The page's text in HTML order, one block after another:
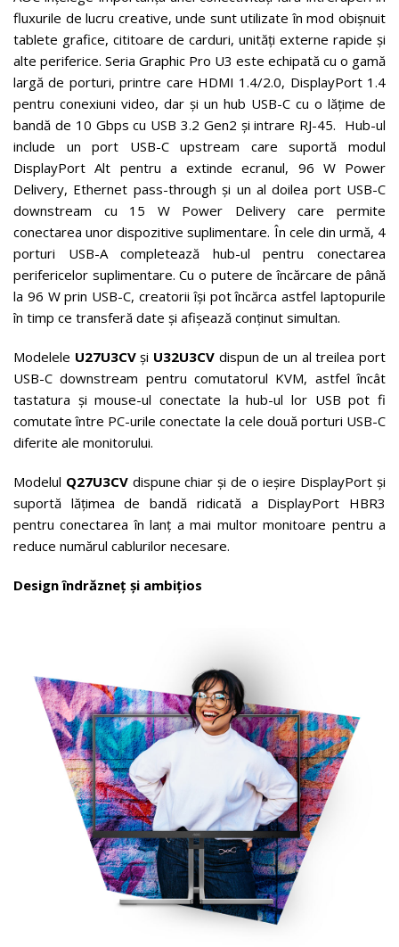
fluxurile de lucru creative, unde sunt utilizate în mod obișnuit
tablete grafice, cititoare de carduri, unități externe rapide și
alte periferice. Seria Graphic Pro U3 este echipată cu o gamă
largă de porturi, printre care HDMI 1.4/2.0, DisplayPort 1.4
pentru conexiuni video, dar și un hub USB-C cu o lățime de
bandă de 10 Gbps cu USB 3.2 Gen2 și intrare RJ-45. Hub-ul
include un port USB-C upstream care suportă modul
DisplayPort Alt pentru a extinde ecranul, 96 W Power
Delivery, Ethernet pass-through și un al doilea port USB-C
downstream cu 15 W Power Delivery care permite
conectarea unor dispozitive suplimentare. În cele din urmă, 4
porturi USB-A completează hub-ul pentru conectarea
perifericelor suplimentare. Cu o putere de încărcare de până
la 96 W prin USB-C, creatorii își pot încărca astfel laptopurile
în timp ce transferă date și afișează conținut simultan.
Modelele U27U3CVși U32U3CV dispun de un al treilea port
USB-C downstream pentru comutatorul KVM, astfel încât
tastatura și mouse-ul conectate la hub-ul lor USB pot fi
comutate între PC-urile conectate la cele două porturi USB-C
diferite ale monitorului.
Modelul Q27U3CVdispune chiar și de o ieșire DisplayPort și
suportă lățimea de bandă ridicată a DisplayPort HBR3
pentru conectarea în lanț a mai multor monitoare pentru a
reduce numărul cablurilor necesare.
Design îndrăzneț și ambițios